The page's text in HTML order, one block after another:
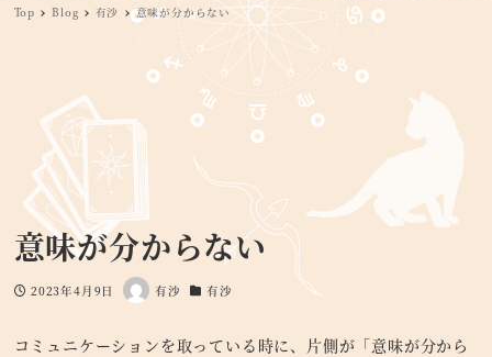
Top Blog 有沙 意味が分からない
意味が分からない
投稿日
2023年4月9日
著
有沙
カテゴリー
有沙
コミュニケーションを取っている時に、片側が「意味が分から